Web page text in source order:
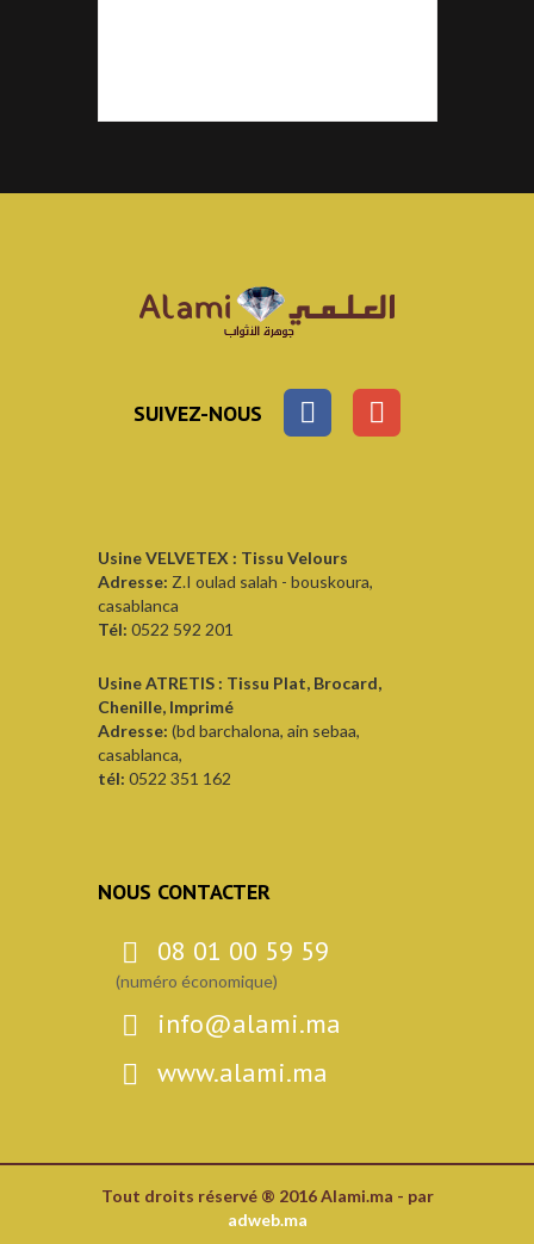
SUIVEZ-NOUS
Usine VELVETEX : Tissu Velours
Adresse: Z.I oulad salah - bouskoura,
casablanca
Tél: 0522 592 201
Usine ATRETIS : Tissu Plat, Brocard,
Chenille, Imprimé
Adresse: (bd barchalona, ain sebaa,
casablanca,
tél: 0522 351 162
NOUS CONTACTER
08 01 00 59 59
(numéro économique)
info@alami.ma
www.alami.ma
Tout droits réservé ® 2016 Alami.ma - par
adweb.ma